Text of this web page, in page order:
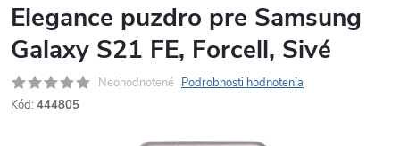
Elegance puzdro pre Samsung
Galaxy S21 FE, Forcell, Sivé
Neohodnotené Podrobnosti hodnotenia
Kód: 444805